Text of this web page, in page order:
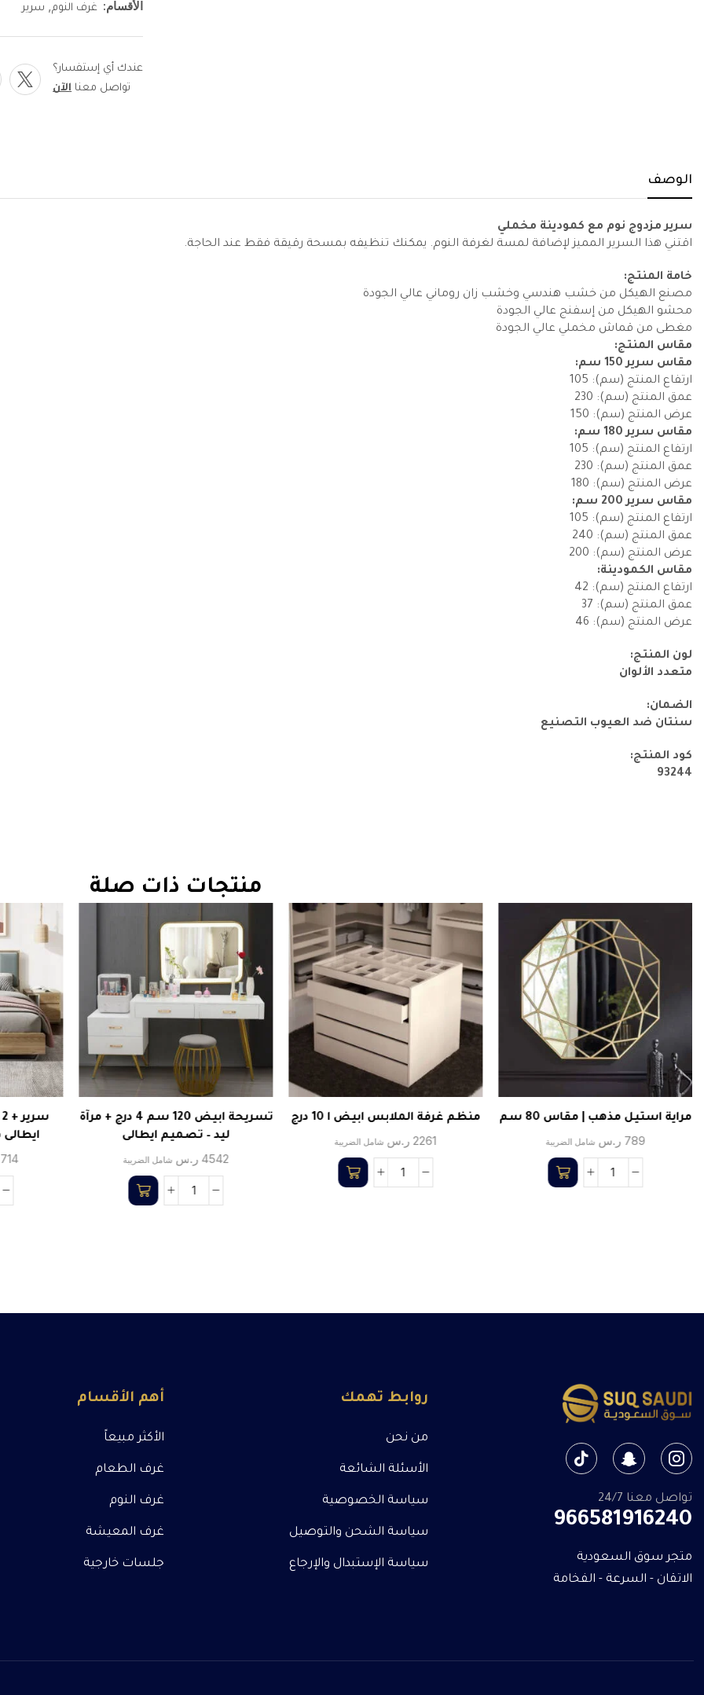
الأقسام: غرف النوم, سرير
عندك أي إستفسار؟
تواصل معنا الآن
الوصف
سرير مزدوج نوم مع كمودينة مخملي
اقتني هذا السرير المميز لإضافة لمسة لغرفة النوم. يمكنك تنظيفه بمسحة رقيقة فقط عند الحاجة.
خامة المنتج:
مصنع الهيكل من خشب هندسي وخشب زان روماني عالي الجودة
محشو الهيكل من إسفنج عالي الجودة
مغطى من قماش مخملي عالي الجودة
مقاس المنتج:
مقاس سرير 150 سم:
ارتفاع المنتج (سم): 105
عمق المنتج (سم): 230
عرض المنتج (سم): 150
مقاس سرير 180 سم:
ارتفاع المنتج (سم): 105
عمق المنتج (سم): 230
عرض المنتج (سم): 180
مقاس سرير 200 سم:
ارتفاع المنتج (سم): 105
عمق المنتج (سم): 240
عرض المنتج (سم): 200
مقاس الكمودينة:
ارتفاع المنتج (سم): 42
عمق المنتج (سم): 37
عرض المنتج (سم): 46
لون المنتج:
متعدد الألوان
الضمان:
سنتان ضد العيوب التصنيع
كود المنتج:
93244
منتجات ذات صلة
مراية استيل مذهب | مقاس 80 سم
789 ر.س شامل الضريبة
منظم غرفة الملابس ابيض ا 10 درج
2261 ر.س شامل الضريبة
تسريحة ابيض 120 سم 4 درج + مرآة
ليد – تصميم ايطالى
4542 ر.س شامل الضريبة
تواصل معنا 24/7
966581916240
متجر سوق السعودية
الاتقان - السرعة - الفخامة
روابط تهمك
من نحن
الأسئلة الشائعة
سياسة الخصوصية
سياسة الشحن والتوصيل
سياسة الإستبدال والإرجاع
أهم الأقسام
الأكثر مبيعاً
غرف الطعام
غرف النوم
غرف المعيشة
جلسات خارجية